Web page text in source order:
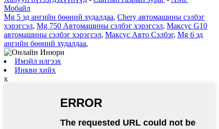
Мобайл
Mg 5 эд ангийн бөөний худалдаа, Chery автомашины сэлбэг
хэрэгсэл, Mg 750 Автомашины сэлбэг хэрэгсэл, Максус G10
автомашины сэлбэг хэрэгсэл, Максус Авто Сэлбэг, Mg 6 эд
ангийн бөөний худалдаа,
Имэйл илгээх
Инкви хийх
x